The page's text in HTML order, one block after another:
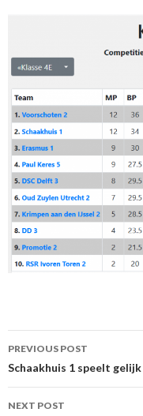
Post
navigation
PREVIOUS POST
Schaakhuis 1 speelt
NEXT POST